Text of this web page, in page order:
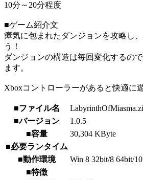
10分～20分程度
■ゲーム紹介文
瘴気に包まれたダンジョンを攻略し
う！
ダンジョンの構造は毎回変化するの
ます。
Xboxコントローラーがあると快適に
■ファイル名
■バージョン
1.0.5
■容量
30,304 KByte
■必要ランタイム
■動作環境
Win 8 32bit/8 64bit/
■特徴